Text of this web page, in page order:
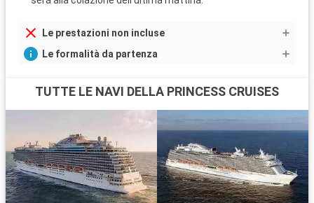
Le prestazioni non incluse
Le formalità da partenza
TUTTE LE NAVI DELLA PRINCESS CRUISES